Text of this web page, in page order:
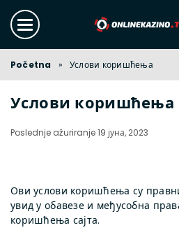
Početna » Услови коришћења
Услови коришћења
Poslednje ažuriranje 19 јуна, 2023
Ови услови коришћења су
увид у обавезе и међусобна
коришћења сајта.